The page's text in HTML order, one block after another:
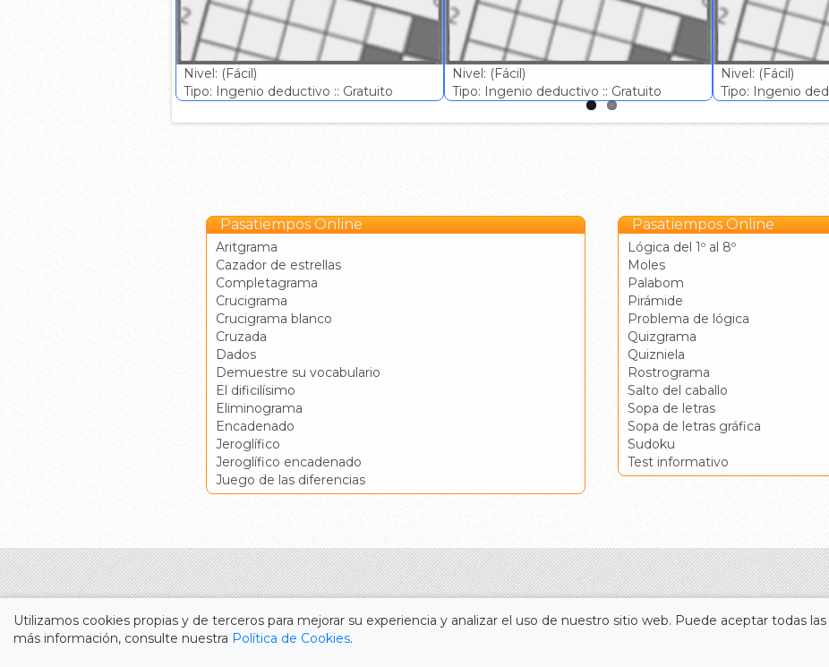
Nivel: (Fácil)
Tipo: Ingenio deductivo :: Gratuito
Nivel: (Fácil)
Tipo: Ingenio deductivo :: Gratuito
Nivel: (Fácil)
Tipo: Ingenio
Pasatiempos Online
Aritgrama
Cazador de estrellas
Completagrama
Crucigrama
Crucigrama blanco
Cruzada
Dados
Demuestre su vocabulario
El dificilísimo
Eliminograma
Encadenado
Jeroglífico
Jeroglífico encadenado
Juego de las diferencias
Pasatiempos Online
Lógica del 1º al 8º
Moles
Palabom
Pirámide
Problema de lógica
Quizgrama
Quizniela
Rostrograma
Salto del caballo
Sopa de letras
Sopa de letras gráfica
Sudoku
Test informativo
Utilizamos cookies propias y de terceros para mejorar su experiencia y analizar el uso de nuestro sitio web. Puede aceptar todas
más información, consulte nuestra Política de Cookies.